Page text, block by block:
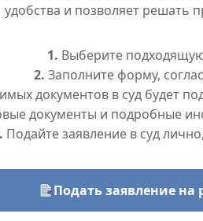
удобства и позволяет решать
1. Выберите подходящую
2. Заполните форму,
документов в суд будет
документы и подробные
Подайте заявление в суд
Подать заявление на